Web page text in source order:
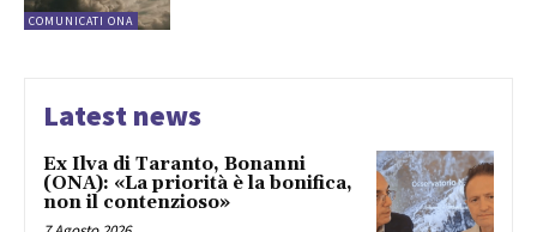
COMUNICATI ONA
Latest news
Ex Ilva di Taranto, Bonanni
(ONA): «La priorità è la bonifica,
non il contenzioso»